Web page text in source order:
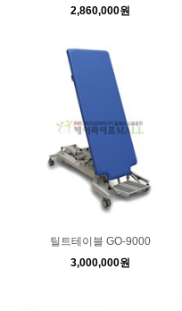
2,860,000원
틸트테이블 GO-9000
3,000,000원